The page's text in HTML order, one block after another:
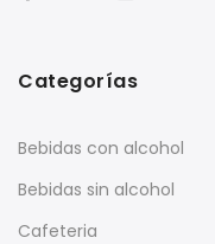
Categorías
Bebidas con alcohol
Bebidas sin alcohol
Cafeteria